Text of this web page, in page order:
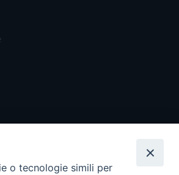
o tecnologie simili per